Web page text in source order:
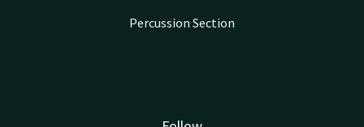
Percussion Section